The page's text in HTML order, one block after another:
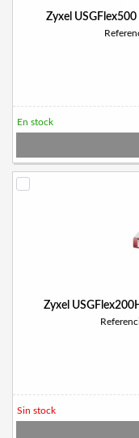
Zyxel
En stock
Zyxel
Sin stock